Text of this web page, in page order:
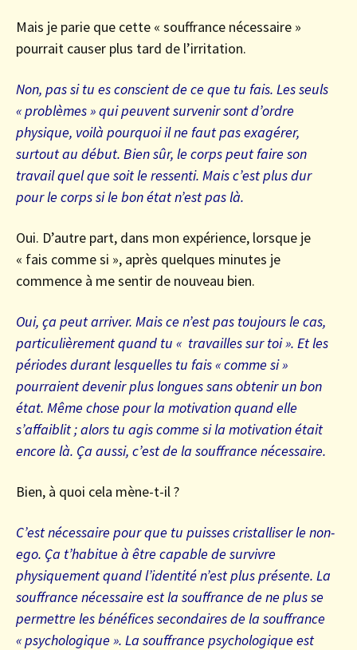
Mais je parie que cette « souffrance nécessaire »
pourrait causer plus tard de l’irritation.
Non, pas si tu es conscient de ce que tu fais. Les seuls
« problèmes » qui peuvent survenir sont d’ordre
physique, voilà pourquoi il ne faut pas exagérer,
surtout au début. Bien sûr, le corps peut faire son
travail quel que soit le ressenti. Mais c’est plus dur
pour le corps si le bon état n’est pas là.
Oui. D’autre part, dans mon expérience, lorsque je
« fais comme si », après quelques minutes je
commence à me sentir de nouveau bien.
Oui, ça peut arriver. Mais ce n’est pas toujours le cas,
particulièrement quand tu « travailles sur toi ». Et les
périodes durant lesquelles tu fais « comme si »
pourraient devenir plus longues sans obtenir un bon
état. Même chose pour la motivation quand elle
s’affaiblit ; alors tu agis comme si la motivation était
encore là. Ça aussi, c’est de la souffrance nécessaire.
Bien, à quoi cela mène-t-il ?
C’est nécessaire pour que tu puisses cristalliser le non-
ego. Ça t’habitue à être capable de survivre
physiquement quand l’identité n’est plus présente. La
souffrance nécessaire est la souffrance de ne plus se
permettre les bénéfices secondaires de la souffrance
« psychologique ». La souffrance psychologique est